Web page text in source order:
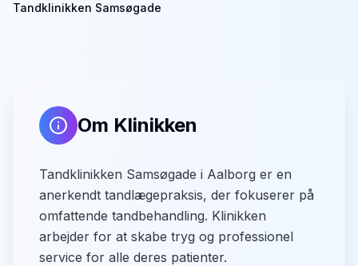
Tandklinikken Samsøgade
Om Klinikken
Tandklinikken Samsøgade i Aalborg er en
anerkendt tandlægepraksis, der fokuserer på
omfattende tandbehandling. Klinikken
arbejder for at skabe tryg og professionel
service for alle deres patienter.